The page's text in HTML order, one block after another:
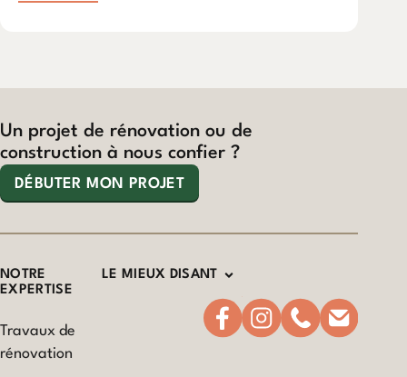
Un projet de rénovation ou de
construction à nous confier ?
DÉBUTER MON PROJET
NOTRE
EXPERTISE
Travaux de
rénovation
LE MIEUX DISANT